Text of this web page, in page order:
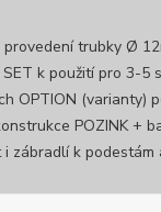
provedení trubky Ø
k použití pro 3-5
OPTION (varianty)
POZINK +
i zábradlí k podestám